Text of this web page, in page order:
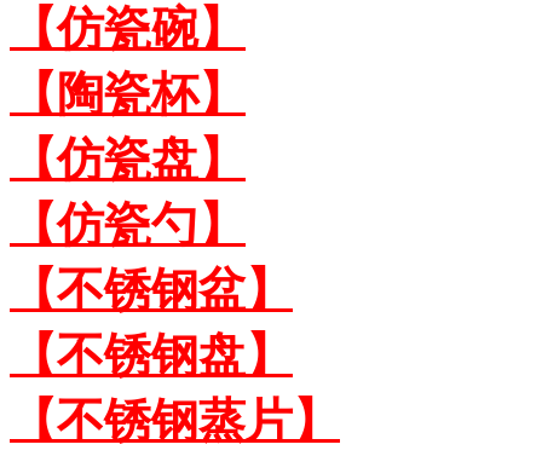
【仿瓷碗】
【陶瓷杯】
【仿瓷盘】
【仿瓷勺】
【不锈钢盆】
【不锈钢盘】
【不锈钢蒸片】